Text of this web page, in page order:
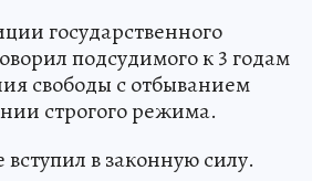
государственного
подсудимого к 3 годам
свободы с отбыванием
строгого режима.
в законную силу.